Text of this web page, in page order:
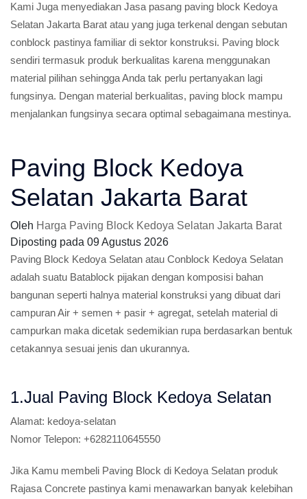
Kami Juga menyediakan Jasa pasang paving block Kedoya
Selatan Jakarta Barat atau yang juga terkenal dengan sebutan
conblock pastinya familiar di sektor konstruksi. Paving block
sendiri termasuk produk berkualitas karena menggunakan
material pilihan sehingga Anda tak perlu pertanyakan lagi
fungsinya. Dengan material berkualitas, paving block mampu
menjalankan fungsinya secara optimal sebagaimana mestinya.
Paving Block Kedoya
Selatan Jakarta Barat
Oleh Harga Paving Block Kedoya Selatan Jakarta Barat
Diposting pada 09 Agustus 2026
Paving Block Kedoya Selatan atau Conblock Kedoya Selatan
adalah suatu Batablock pijakan dengan komposisi bahan
bangunan seperti halnya material konstruksi yang dibuat dari
campuran Air + semen + pasir + agregat, setelah material di
campurkan maka dicetak sedemikian rupa berdasarkan bentuk
cetakannya sesuai jenis dan ukurannya.
1.Jual Paving Block Kedoya Selatan
Alamat: kedoya-selatan
Nomor Telepon: +6282110645550
Jika Kamu membeli Paving Block di Kedoya Selatan produk
Rajasa Concrete pastinya kami menawarkan banyak kelebihan